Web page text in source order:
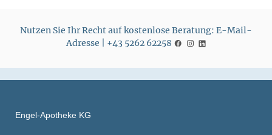
Nutzen Sie Ihr Recht auf kostenlose Beratung: E-Mail-
Adresse | +43 5262 62258
Engel-Apotheke KG